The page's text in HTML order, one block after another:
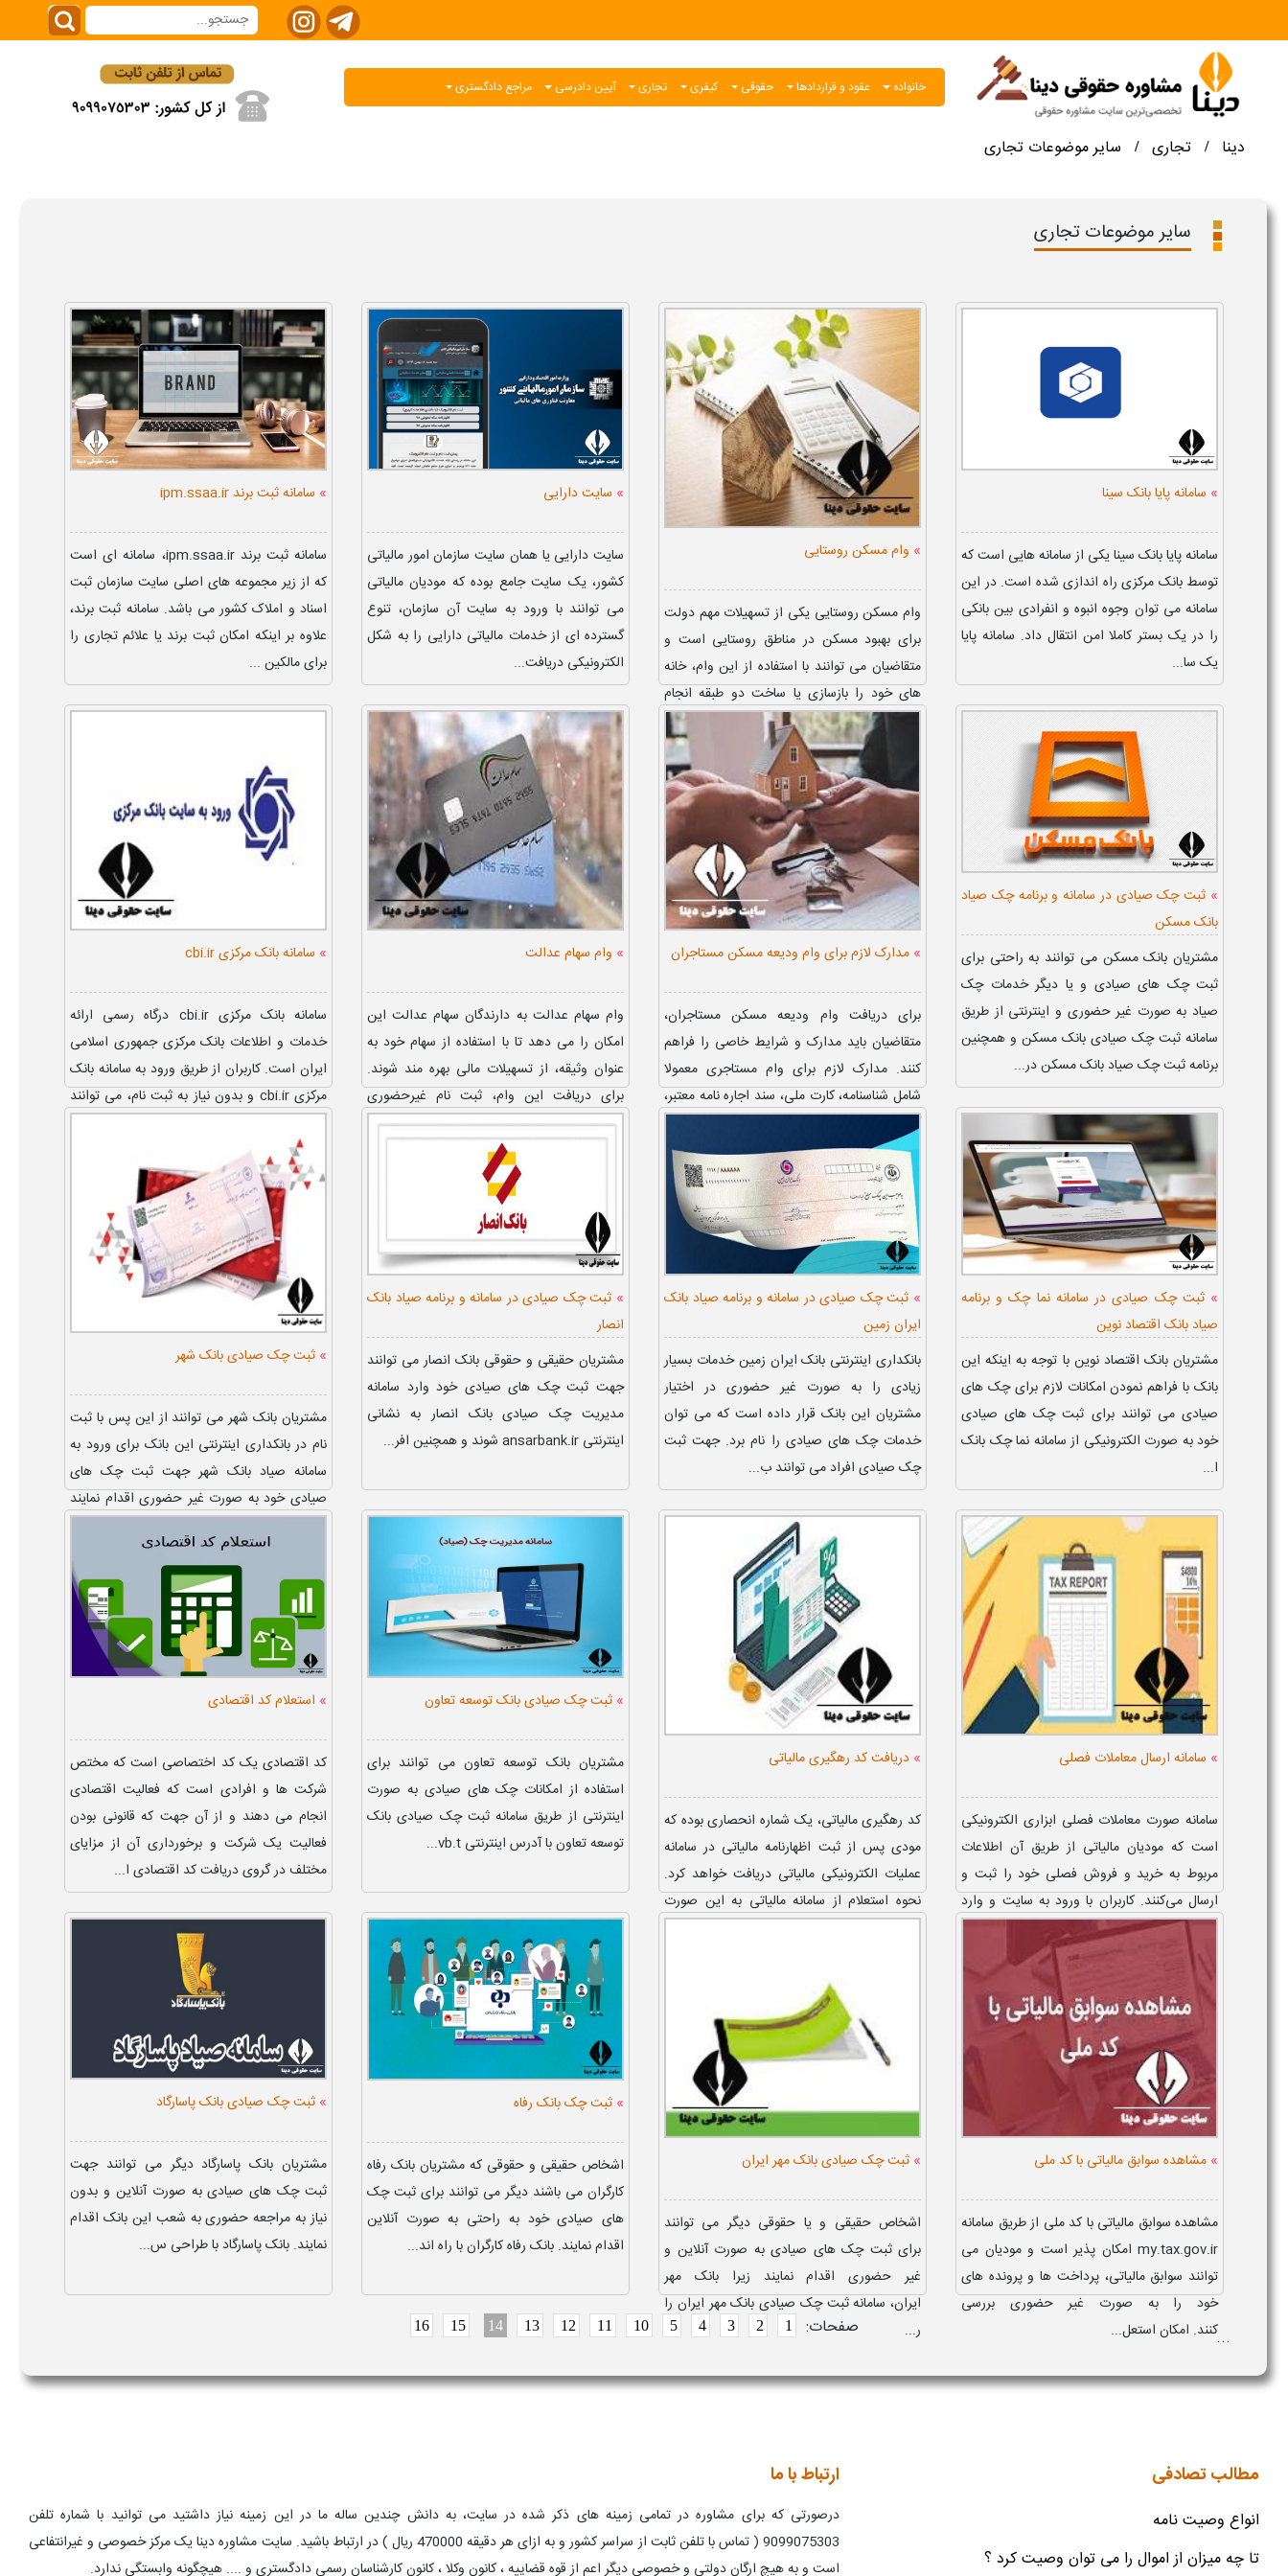
خانواده عقود و قراردادها حقوقی کیفری تجاری آیین دادرسی مراجع دادگستری
دینا / تجاری / سایر موضوعات تجاری
سایر موضوعات تجاری
» سامانه پایا بانک سینا
سامانه پایا بانک سینا یکی از سامانه هایی است که
توسط بانک مرکزی راه اندازی شده است. در این
سامانه می توان وجوه انبوه و انفرادی بین بانکی
را در یک بستر کاملا امن انتقال داد. سامانه پایا
یک سا...
» وام مسکن روستایی
وام مسکن روستایی یکی از تسهیلات مهم دولت
برای بهبود مسکن در مناطق روستایی است و
متقاضیان می‌ توانند با استفاده از این وام، خانه‌
های خود را بازسازی یا ساخت دو طبقه انجام
دهند. پردا...
» سایت دارایی
سایت دارایی یا همان سایت سازمان امور مالیاتی
کشور، یک سایت جامع بوده که مودیان مالیاتی
می توانند با ورود به سایت آن سازمان، تنوع
گسترده ای از خدمات مالیاتی دارایی را به شکل
الکترونیکی دریافت...
» سامانه ثبت برند ipm.ssaa.ir
سامانه ثبت برند ipm.ssaa.ir، سامانه ای است
که از زیر مجموعه های اصلی سایت سازمان ثبت
اسناد و املاک کشور می باشد. سامانه ثبت برند،
علاوه بر اینکه امکان ثبت برند یا علائم تجاری را
برای مالکین ...
» ثبت چک صیادی در سامانه و برنامه چک صیاد
بانک مسکن
مشتریان بانک مسکن می توانند به راحتی برای
ثبت چک های صیادی و یا دیگر خدمات چک
صیاد به صورت غیر حضوری و اینترنتی از طریق
سامانه ثبت چک صیادی بانک مسکن و همچنین
برنامه ثبت چک صیاد بانک مسکن در...
» مدارک لازم برای وام ودیعه مسکن مستاجران
برای دریافت وام ودیعه مسکن مستاجران،
متقاضیان باید مدارک و شرایط خاصی را فراهم
کنند. مدارک لازم برای وام مستاجری معمولا
شامل شناسنامه، کارت ملی، سند اجاره نامه معتبر،
گواهی عد...
» وام سهام عدالت
وام سهام عدالت به دارندگان سهام عدالت این
امکان را می دهد تا با استفاده از سهام خود به
عنوان وثیقه، از تسهیلات مالی بهره مند شوند.
برای دریافت این وام، ثبت نام غیرحضوری
۱۴۰۵ ا...
» سامانه بانک مرکزی cbi.ir
سامانه بانک مرکزی cbi.ir درگاه رسمی ارائه
خدمات و اطلاعات بانک مرکزی جمهوری اسلامی
ایران است. کاربران از طریق ورود به سامانه بانک
مرکزی cbi.ir و بدون نیاز به ثبت نام، می توانند
»ثبت چک صیادی در سامانه نما چک و برنامه
صیاد بانک اقتصاد نوین
مشتریان بانک اقتصاد نوین با توجه به اینکه این
بانک با فراهم نمودن امکانات لازم برای چک های
صیادی می توانند برای ثبت چک های صیادی
خود به صورت الکترونیکی از سامانه نما چک بانک
ا...
» ثبت چک صیادی در سامانه و برنامه صیاد بانک
ایران زمین
بانکداری اینترنتی بانک ایران زمین خدمات بسیار
زیادی را به صورت غیر حضوری در اختیار
مشتریان این بانک قرار داده است که می توان
خدمات چک های صیادی را نام برد. جهت ثبت
چک صیادی افراد می توانند ب...
» ثبت چک صیادی در سامانه و برنامه صیاد بانک
انصار
مشتریان حقیقی و حقوقی بانک انصار می توانند
جهت ثبت چک های صیادی خود وارد سامانه
مدیریت چک صیادی بانک انصار به نشانی
اینترنتی ansarbank.ir شوند و همچنین افر...
» ثبت چک صیادی بانک شهر
مشتریان بانک شهر می توانند از این پس با ثبت
نام در بانکداری اینترنتی این بانک برای ورود به
سامانه صیاد بانک شهر جهت ثبت چک های
صیادی خود به صورت غیر حضوری اقدام نمایند
» سامانه ارسال معاملات فصلی
سامانه صورت معاملات فصلی ابزاری الکترونیکی
است که مودیان مالیاتی از طریق آن اطلاعات
مربوط به خرید و فروش فصلی خود را ثبت و
ارسال می‌کنند. کاربران با ورود به سایت و وارد
کردن اطلاعات هوی...
» دریافت کد رهگیری مالیاتی
کد رهگیری مالیاتی، یک شماره انحصاری بوده که
مودی پس از ثبت اظهارنامه مالیاتی در سامانه
عملیات الکترونیکی مالیاتی دریافت خواهد کرد.
نحوه استعلام از سامانه مالیاتی به این صورت
» ثبت چک صیادی بانک توسعه تعاون
مشتریان بانک توسعه تعاون می توانند برای
استفاده از امکانات چک های صیادی به صورت
اینترنتی از طریق سامانه ثبت چک صیادی بانک
توسعه تعاون با آدرس اینترنتی vb.t...
» استعلام کد اقتصادی
کد اقتصادی یک کد اختصاصی است که مختص
شرکت ها و افرادی است که فعالیت اقتصادی
انجام می دهند و از آن جهت که قانونی بودن
فعالیت یک شرکت و برخورداری آن از مزایای
مختلف در گروی دریافت کد اقتصادی ا...
» مشاهده سوابق مالیاتی با کد ملی
مشاهده سوابق مالیاتی با کد ملی از طریق سامانه
my.tax.gov.ir امکان پذیر است و مودیان می
توانند سوابق مالیاتی، پرداخت ها و پرونده های
خود را به صورت غیر حضوری بررسی
کنند. امکان استعل...
» ثبت چک صیادی بانک مهر ایران
اشخاص حقیقی و یا حقوقی دیگر می توانند
برای ثبت چک های صیادی به صورت آنلاین و
غیر حضوری اقدام نمایند زیرا بانک مهر
ایران، سامانه ثبت چک صیادی بانک مهر ایران را
ر...
» ثبت چک بانک رفاه
اشخاص حقیقی و حقوقی که مشتریان بانک رفاه
کارگران می باشند دیگر می توانند برای ثبت چک
های صیادی خود به راحتی به صورت آنلاین
اقدام نمایند. بانک رفاه کارگران با راه اند...
» ثبت چک صیادی بانک پاسارگاد
مشتریان بانک پاسارگاد دیگر می توانند جهت
ثبت چک های صیادی به صورت آنلاین و بدون
نیاز به مراجعه حضوری به شعب این بانک اقدام
نمایند. بانک پاسارگاد با طراحی س...
صفحات: 1
2
3
4
5 ...
10
11
12
13
14
15
16
مطالب تصادفی
انواع وصیت نامه
تا چه میزان از اموال را می توان وصیت کرد ؟
ارتباط با ما
درصورتی که برای مشاوره در تمامی زمینه های ذکر شده در سایت، به دانش چندین ساله ما در این زمینه نیاز داشتید می توانید با شماره تلفن
9099075303 ( تماس با تلفن ثابت از سراسر کشور و به ازای هر دقیقه 470000 ریال ) در ارتباط باشید. سایت مشاوره دینا یک مرکز خصوصی و غیرانتفاعی
است و به هیچ ارگان دولتی و خصوصی دیگر اعم از قوه قضاییه ، کانون وکلا ، کانون کارشناسان رسمی دادگستری و .... هیچگونه وابستگی ندارد.